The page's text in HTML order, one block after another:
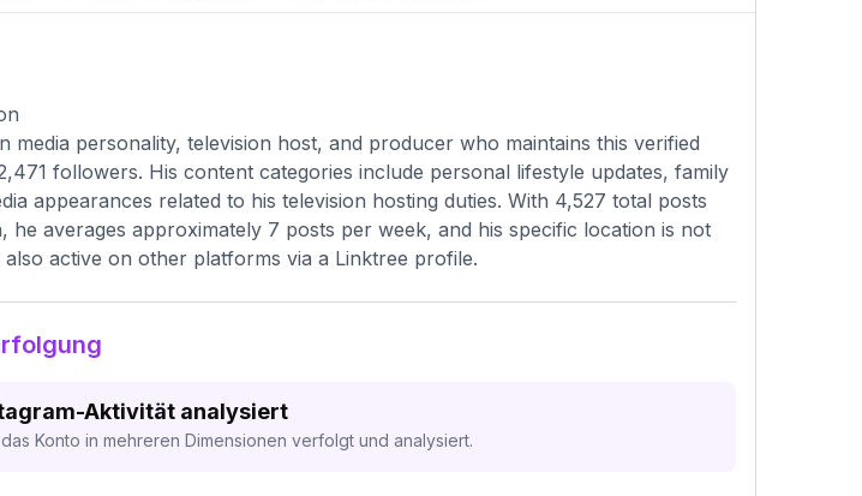
media personality, television host, and producer who maintains this verified
followers. His content categories include personal lifestyle updates, family
appearances related to his television hosting duties. With 4,527 total posts
he averages approximately 7 posts per week, and his specific location is not
also active on other platforms via a Linktree profile.
Aktivität analysiert
Konto in mehreren Dimensionen verfolgt und analysiert.